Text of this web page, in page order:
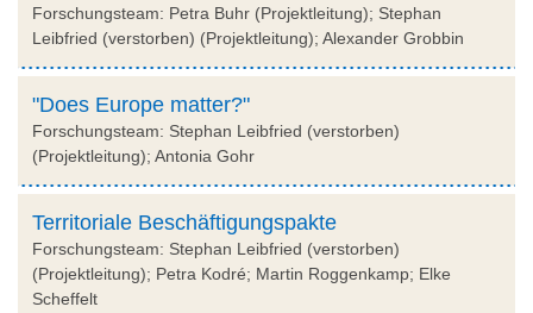
Forschungsteam: Petra Buhr (Projektleitung); Stephan
Leibfried (verstorben) (Projektleitung); Alexander Grobbin
"Does Europe matter?"
Forschungsteam: Stephan Leibfried (verstorben)
(Projektleitung); Antonia Gohr
Territoriale Beschäftigungspakte
Forschungsteam: Stephan Leibfried (verstorben)
(Projektleitung); Petra Kodré; Martin Roggenkamp; Elke
Scheffelt